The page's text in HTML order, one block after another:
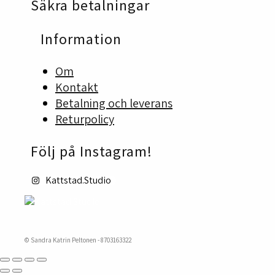
väljas
Säkra betalningar
Information
Om
Kontakt
Betalning och leverans
Returpolicy
Följ på Instagram!
Kattstad.Studio
© Sandra Katrin Peltonen - 8703163322